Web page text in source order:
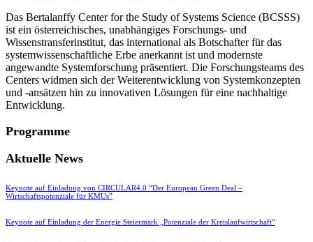
Das Bertalanffy Center for the Study of Systems Science (BCSSS)
ist ein österreichisches, unabhängiges Forschungs- und
Wissenstransferinstitut, das international als Botschafter für das
systemwissenschaftliche Erbe anerkannt ist und modernste
angewandte Systemforschung präsentiert. Die Forschungsteams des
Centers widmen sich der Weiterentwicklung von Systemkonzepten
und -ansätzen hin zu innovativen Lösungen für eine nachhaltige
Entwicklung.
Programme
Aktuelle News
Keynote auf Einladung von CIRCULAR4.0 “Der European Green Deal –
Wirtschaftspotenziale für KMUs”
Keynote auf Einladung der Energie Steiermark „Potenziale der Kreislaufwirtschaft“